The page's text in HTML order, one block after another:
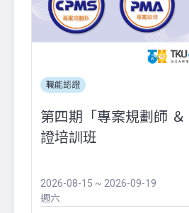
職能認證
第四期「專案規劃師
證培訓班
2026-08-15 ~ 2026-09-19
週六